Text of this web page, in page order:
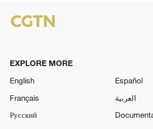
EXPLORE MORE
English
Español
Français
العربية
Русский